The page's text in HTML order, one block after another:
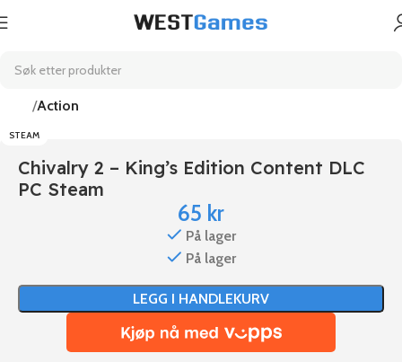
Action
STEAM
Chivalry 2 – King’s Edition Content DLC
PC Steam
65 kr
På lager
På lager
LEGG I HANDLEKURV